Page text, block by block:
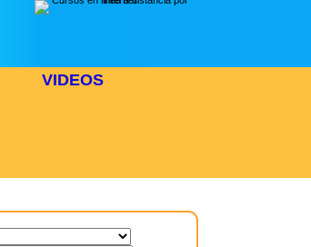
VIDEOS